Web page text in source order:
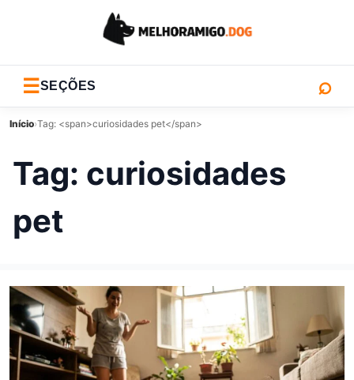
☰SEÇÕES ⌕
Início›Tag: <span>curiosidades pet</span>
Tag: curiosidades
pet